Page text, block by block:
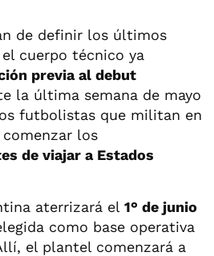
de definir los últimos
cuerpo técnico ya
previa al debut
la última semana de mayo
futbolistas que militan en
comenzar los
de viajar a Estados
aterrizará el 1° de junio
como base operativa
el plantel comenzará a